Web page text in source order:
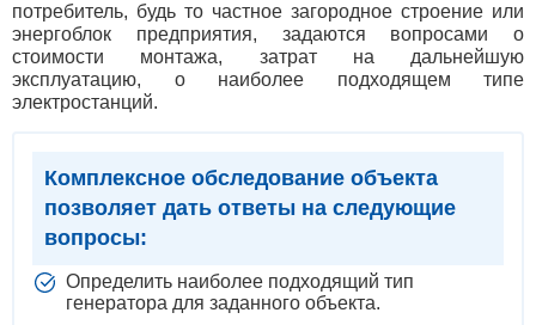
потребитель, будь то частное загородное строение или
энергоблок предприятия, задаются вопросами о
стоимости монтажа, затрат на дальнейшую
эксплуатацию, о наиболее подходящем типе
электростанций.
Комплексное обследование объекта
позволяет дать ответы на следующие
вопросы:
Определить наиболее подходящий тип
генератора для заданного объекта.